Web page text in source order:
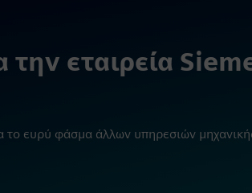
την εταιρεία
ευρύ φάσμα άλλων υπηρεσιών